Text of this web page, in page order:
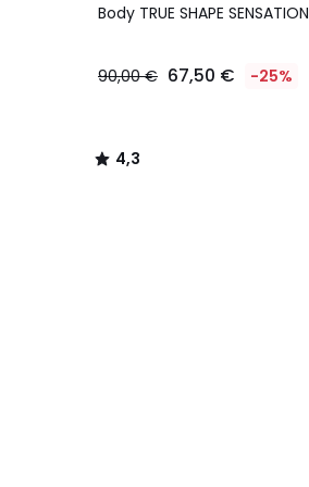
Body TRUE SHAPE SENSATION
90,00 € 67,50 € -25%
/ 5
Colori
4,3
/